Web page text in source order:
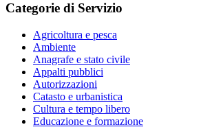
Categorie di Servizio
Agricoltura e pesca
Ambiente
Anagrafe e stato civile
Appalti pubblici
Autorizzazioni
Catasto e urbanistica
Cultura e tempo libero
Educazione e formazione